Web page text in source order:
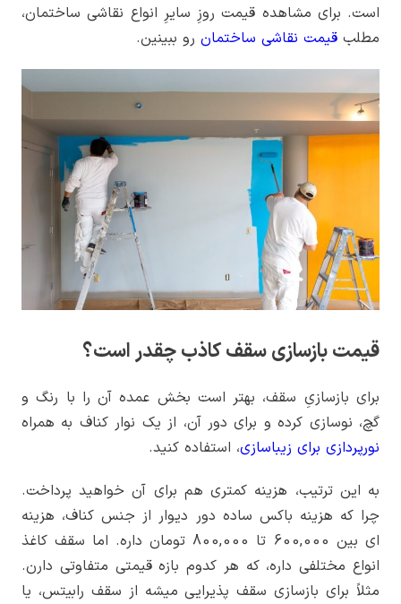
است. برای مشاهده قیمت روزِ سایرِ انواع نقاشی ساختمان،
مطلب قیمت نقاشی ساختمان رو ببینین.
قیمت بازسازی سقف کاذب چقدر است؟
برای بازسازیِ سقف، بهتر است بخش عمده آن را با رنگ و
گچ، نوسازی کرده و برای دور آن، از یک نوار کناف به همراه
نورپردازی برای زیباسازی، استفاده کنید.
به این ترتیب، هزینه کمتری هم برای آن خواهید پرداخت.
چرا که هزینه باکس ساده دور دیوار از جنس کناف، هزینه
ای بین 600,000 تا 800,000 تومان داره. اما سقف کاغذ
انواع مختلفی داره، که هر کدوم بازه قیمتی متفاوتی دارن.
مثلاً برای بازسازی سقف پذیرایی میشه از سقف رابیتس، یا